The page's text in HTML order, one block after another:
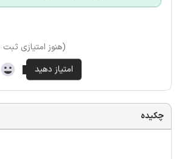
(هنوز امتیازی
چکیده